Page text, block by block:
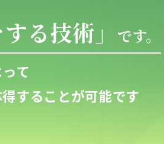
る技術」 です。
て
することが可能です